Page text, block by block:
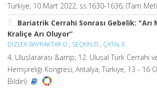
Türkiye, 10 Mart 2022, ss.1630-1636, (Tam
7.
Bariatrik Cerrahi Sonrası Gebelik: "Arı
Kraliçe Arı Oluyor”
DİZLEK BAYRAKTAR D., SEÇKİN D., ÇATAL E.
4. Uluslararası &amp; 12. Ulusal Türk Cerrahi
Hemşireliği Kongresi, Antalya, Türkiye, 13 - 16
Bildiri)